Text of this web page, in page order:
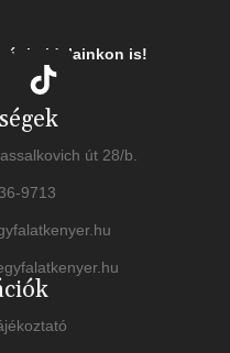
oldalainkon is!
út 28/b.
9713